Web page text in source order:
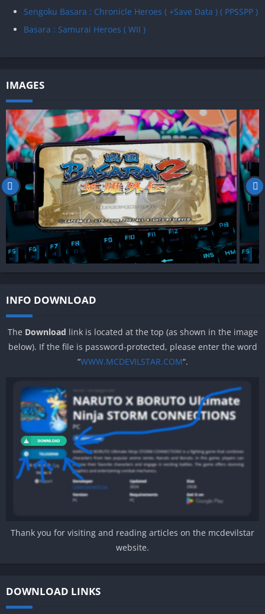
Sengoku Basara : Chronicle Heroes ( +Save Data ) ( PPSSPP )
Basara : Samurai Heroes ( WII )
IMAGES
INFO DOWNLOAD
The Download link is located at the top (as shown in the image
below). If the file is password-protected, please enter the word
“WWW.MCDEVILSTAR.COM“.
Thank you for visiting and reading articles on the mcdevilstar
website.
DOWNLOAD LINKS